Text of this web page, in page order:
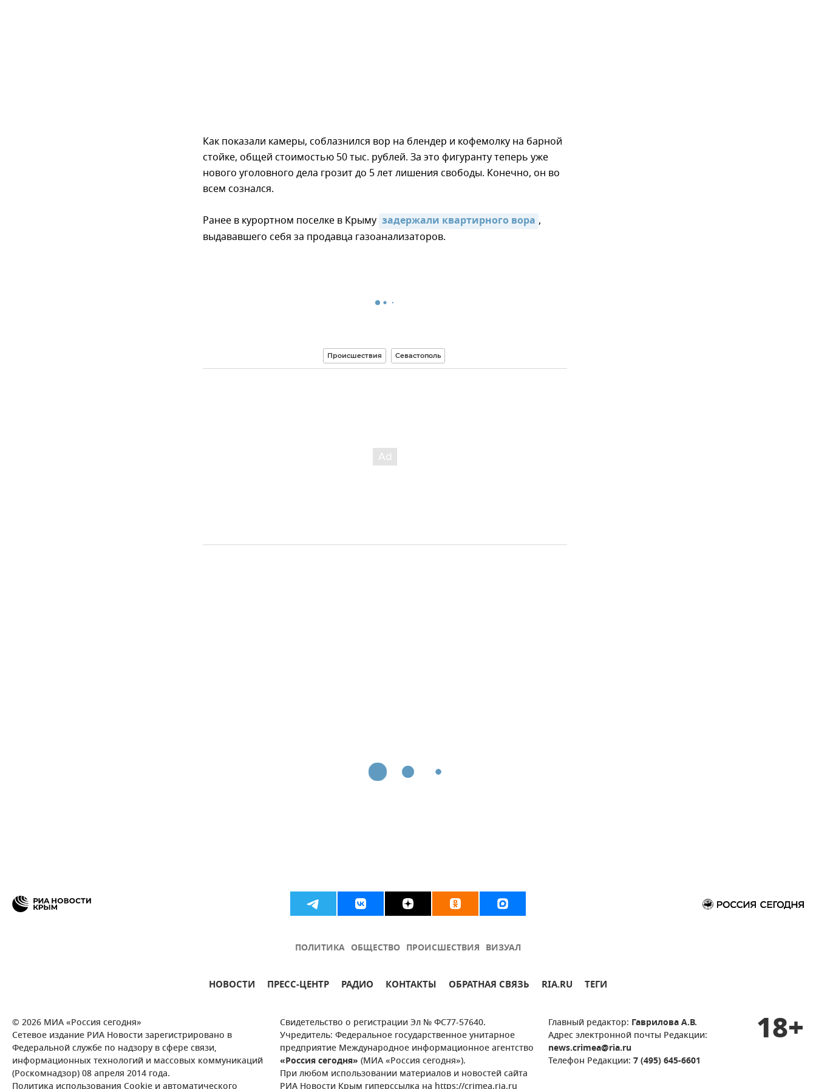
Как показали камеры, соблазнился вор на блендер и кофемолку на барной
стойке, общей стоимостью 50 тыс. рублей. За это фигуранту теперь уже
нового уголовного дела грозит до 5 лет лишения свободы. Конечно, он во
всем сознался.
Ранее в курортном поселке в Крыму задержали квартирного вора ,
выдававшего себя за продавца газоанализаторов.
Происшествия Севастополь
ПОЛИТИКА ОБЩЕСТВО ПРОИСШЕСТВИЯ ВИЗУАЛ
НОВОСТИ ПРЕСС-ЦЕНТР РАДИО КОНТАКТЫ ОБРАТНАЯ СВЯЗЬ RIA.RU ТЕГИ
© 2026 МИА «Россия сегодня»
Сетевое издание РИА Новости зарегистрировано в
Федеральной службе по надзору в сфере связи,
информационных технологий и массовых коммуникаций
(Роскомнадзор) 08 апреля 2014 года.
Свидетельство о регистрации Эл № ФС77-57640.
Учредитель: Федеральное государственное унитарное
предприятие Международное информационное агентство
«Россия сегодня» (МИА «Россия сегодня»).
При любом использовании материалов и новостей сайта
Главный редактор: Гаврилова А.В.
Адрес электронной почты Редакции:
news.crimea@ria.ru
Телефон Редакции: 7 (495) 645-6601
18+